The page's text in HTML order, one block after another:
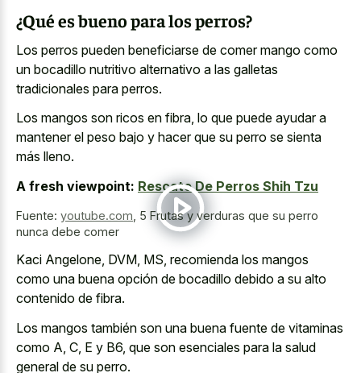
¿Qué es bueno para los perros?
Los perros pueden beneficiarse de comer mango como
un bocadillo nutritivo alternativo a las galletas
tradicionales para perros.
Los mangos son ricos en fibra, lo que puede ayudar a
mantener el peso bajo y hacer que su perro se sienta
más lleno.
A fresh viewpoint: Rescate De Perros Shih Tzu
Fuente: youtube.com 5 Frutas y verduras que su perro
nunca debe comer
Kaci Angelone, DVM, MS, recomienda los mangos
como una buena opción de bocadillo debido a su alto
contenido de fibra.
Los mangos también son una buena fuente de vitaminas
como A, C, E y B6, que son esenciales para la salud
general de su perro.